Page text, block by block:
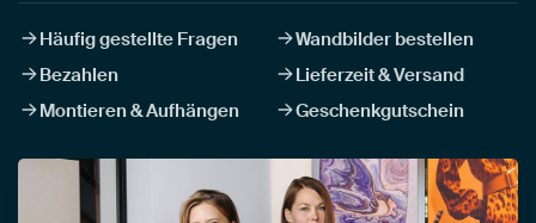
Häufig gestellte Fragen
Wandbilder bestellen
Bezahlen
Lieferzeit & Versand
Montieren & Aufhängen
Geschenkgutschein